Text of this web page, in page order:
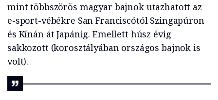
mint többszörös magyar bajnok utazhatott az
e-sport-vébékre San Franciscótól Szingapúron
és Kínán át Japánig. Emellett húsz évig
sakkozott (korosztályában országos bajnok is
volt).